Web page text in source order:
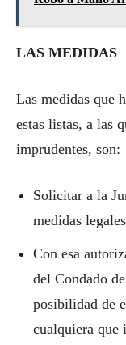
LAS MEDIDAS
Las medidas que
estas listas, a las
imprudentes, son:
Solicitar a la
medidas
Con esa
del Condado
posibilidad de
cualquiera que